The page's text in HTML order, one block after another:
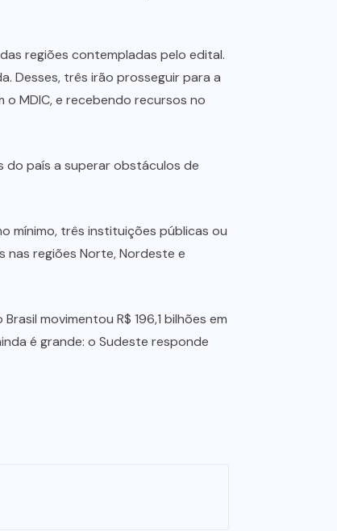
regiões contempladas pelo edital.
Desses, três irão prosseguir para a
MDIC, e recebendo recursos no
do país a superar obstáculos de
mínimo, três instituições públicas ou
nas regiões Norte, Nordeste e
movimentou R$ 196,1 bilhões em
é grande: o Sudeste responde